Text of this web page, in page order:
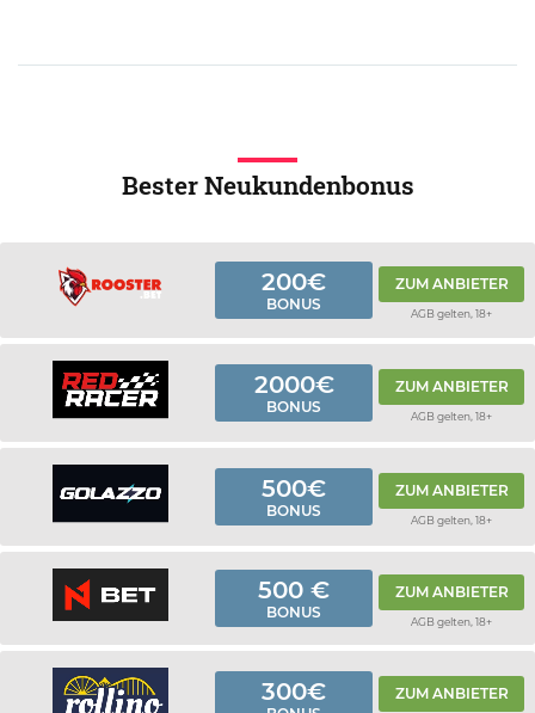
Bester Neukundenbonus
200€
BONUS
ZUM ANBIETER
AGB gelten, 18+
2000€
BONUS
ZUM ANBIETER
AGB gelten, 18+
500€
BONUS
ZUM ANBIETER
AGB gelten, 18+
500 €
BONUS
ZUM ANBIETER
AGB gelten, 18+
300€ ZUM ANBIETER